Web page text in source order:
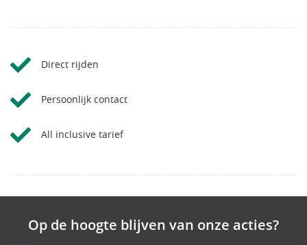
Direct rijden
Persoonlijk contact
All inclusive tarief
Op de hoogte blijven van onze acties?